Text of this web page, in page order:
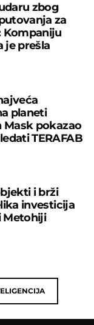
zbog
za
Kompaniju
je prešla
planeti
Mask pokazao
TERAFAB
i brži
investicija
Metohiji